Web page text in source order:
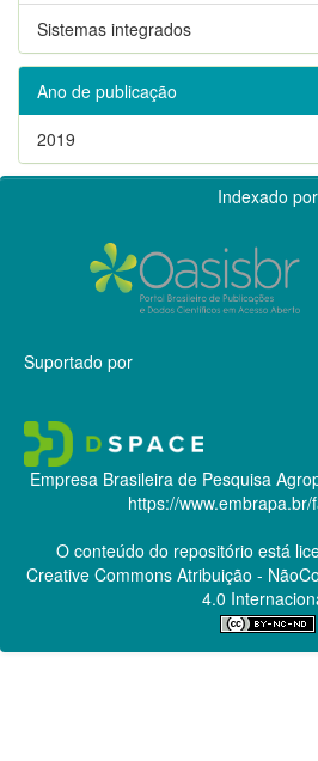
Sistemas integrados
Ano de publicação
2019
Indexado por
Suportado por
Empresa Brasileira de Pesquisa
https://www.embrapa.br/
O conteúdo do repositório está
Creative CommonsAtribuição -
4.0